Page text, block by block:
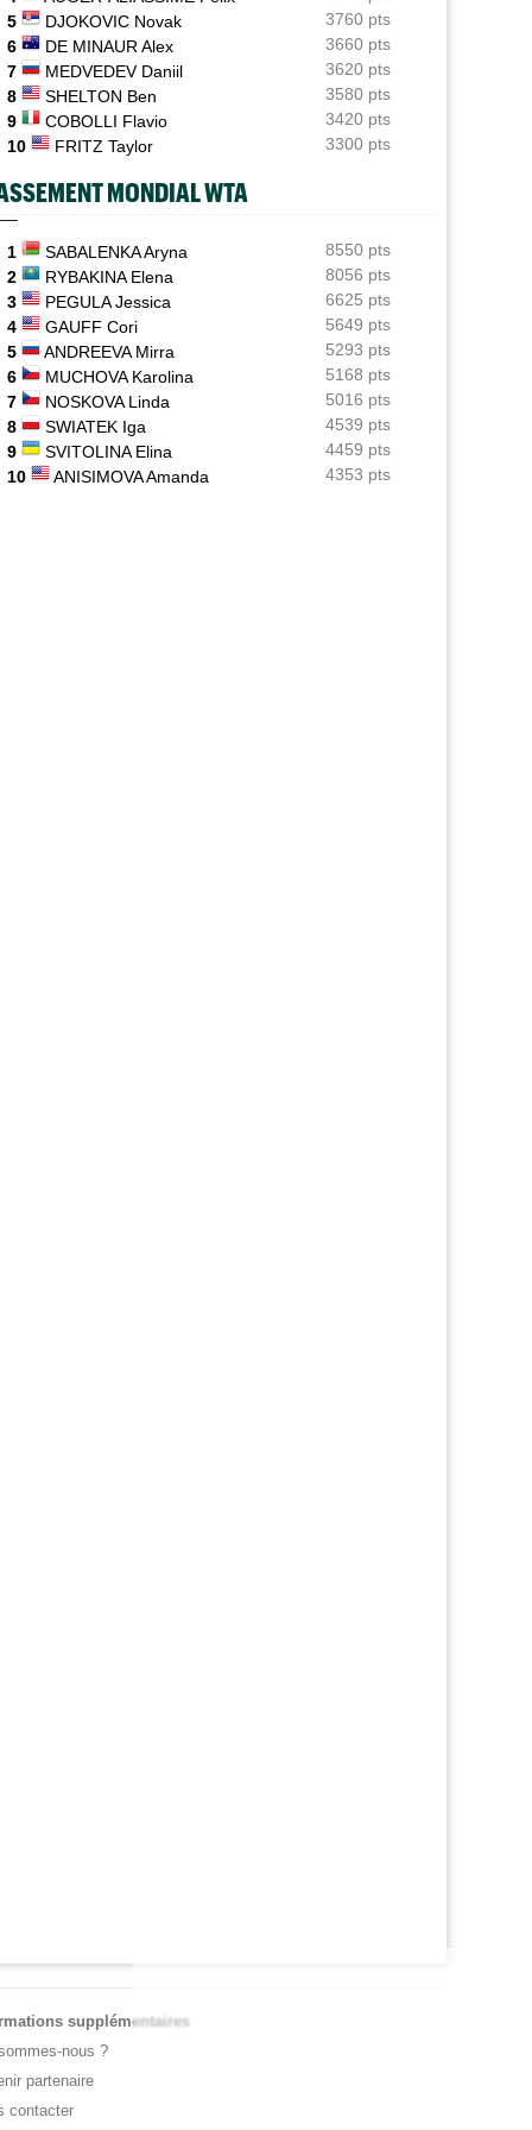
Jeunes
Coupe Galéa : l’équipe de France U18 sacrée
championne d’Europe
06/08
ATP - Montréal
Stefanos Tsitsipas sur son père : "J’ai été trop
ATP - Montréal
Combien touchent les joueurs au Masters 1000 de
Montréal ?
06/08
ATP / WTA
Tous les programmes et les résultats de ce jeudi 6 août
2026
5
DJOKOVIC Novak
3760 pts
6
DE MINAUR Alex
3660 pts
7
MEDVEDEV Daniil
3620 pts
8
SHELTON Ben
3580 pts
9
COBOLLI Flavio
3420 pts
10
FRITZ Taylor 3300 pts
MONDIAL WTA
1 SABALENKA Aryna
8550 pts
2
RYBAKINA Elena
8056 pts
3
PEGULA Jessica
6625 pts
4
GAUFF Cori
5649 pts
5
ANDREEVA Mirra
5293 pts
6
MUCHOVA Karolina
5168 pts
7
NOSKOVA Linda
5016 pts
8
SWIATEK Iga
4539 pts
9
SVITOLINA Elina
4459 pts
10
ANISIMOVA Amanda 4353 pts
supplémentaires
nous ?
partenaire
contacter